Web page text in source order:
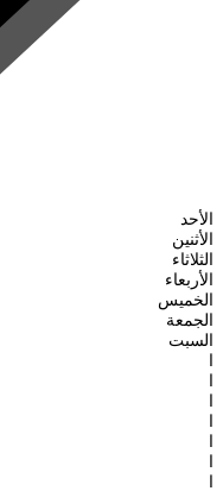
الأحد
الأثنين
الثلاثاء
الأربعاء
الخميس
الجمعة
السبت